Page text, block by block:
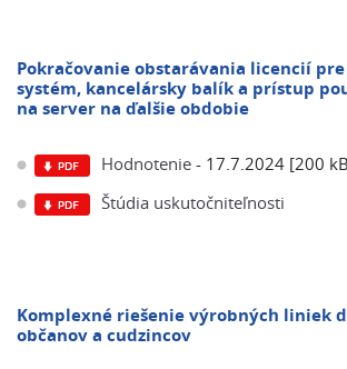
Pokračovanie obstarávania licencií
systém, kancelársky balík a prístup
na server na ďalšie obdobie
Hodnotenie - 17.7.2024 [200
Štúdia uskutočniteľnosti
Komplexné riešenie výrobných liniek
občanov a cudzincov